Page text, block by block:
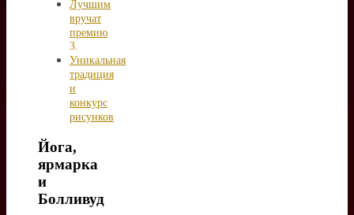
Лучшим
вручат
премию
Уникальная
традиция
и
конкурс
рисунков
Йога,
ярмарка
и
Болливуд